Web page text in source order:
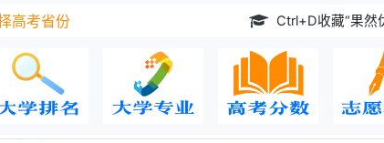
高考省份 Ctrl+D收藏“果